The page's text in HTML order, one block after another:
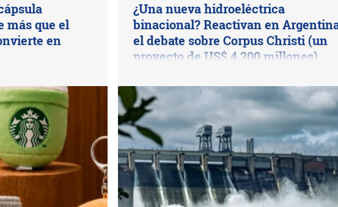
más que el
en
¿Una nueva hidroeléctrica
binacional? Reactivan en
el debate sobre Corpus Christi (un
proyecto de US$ 4.200 millones)